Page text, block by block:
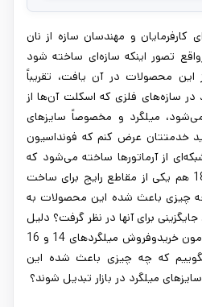
14، 16 و 18 برای کارفرمایان و مهندسان سازه از نان
تصور اینکه سازه‌ای ساخته شود
این محصولات در آن یافت، تقریباً
سازه‌های فلزی که اسکلت آن‌ها از
میلگرد و مخصوصاً سایزهای
خدمتتان عرض کنم که فونداسیون
از آرماتورها ساخته می‌شود که
میلگردهای سایز 14، 16 و 18 هم یکی از مقاطع رایج برای ساخت
چیزی باعث شده این محصولات به
برای آنها در نظر گرفت؟ دلیل
حجم سرسام‌آور معاملات پیرامون خریدوفروش میلگردهای 14 و 16
بگوییم که چه چیزی باعث شده این
میلگرد در بازار تبدیل شوند؟